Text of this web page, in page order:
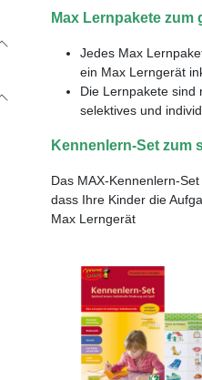
Max Lernpakete
Jedes Max
ein Max Lerngerät
Die Lernpakete sind
selektives und
Kennenlern-Set zum
Das MAX-Kennenlern-
dass Ihre Kinder die
Max Lerngerät